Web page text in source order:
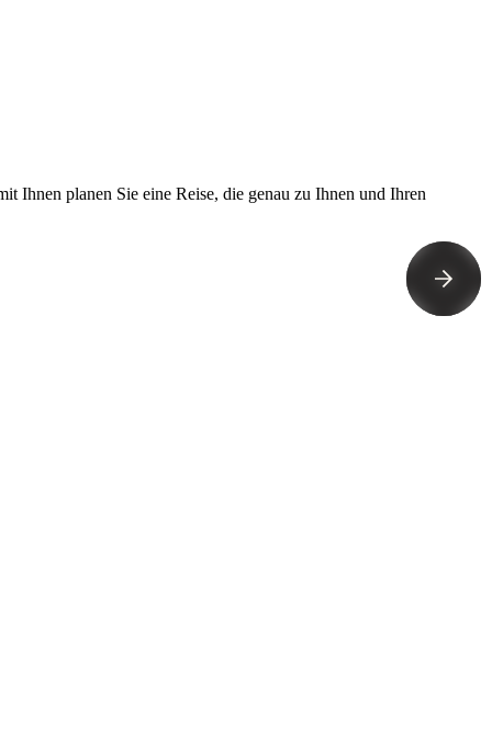
Ihnen planen Sie eine Reise, die genau zu Ihnen und Ihren